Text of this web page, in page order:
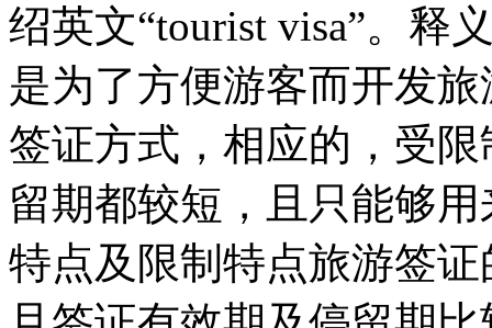
绍英文“tourist visa”。释
是为了方便游客而开发
签证方式，相应的，受
留期都较短，且只能够
特点及限制特点旅游签